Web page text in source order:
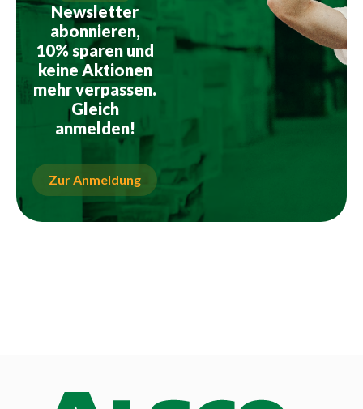
Newsletter
abonnieren,
10% sparen und
keine Aktionen
mehr verpassen.
Gleich
anmelden!
Zur Anmeldung